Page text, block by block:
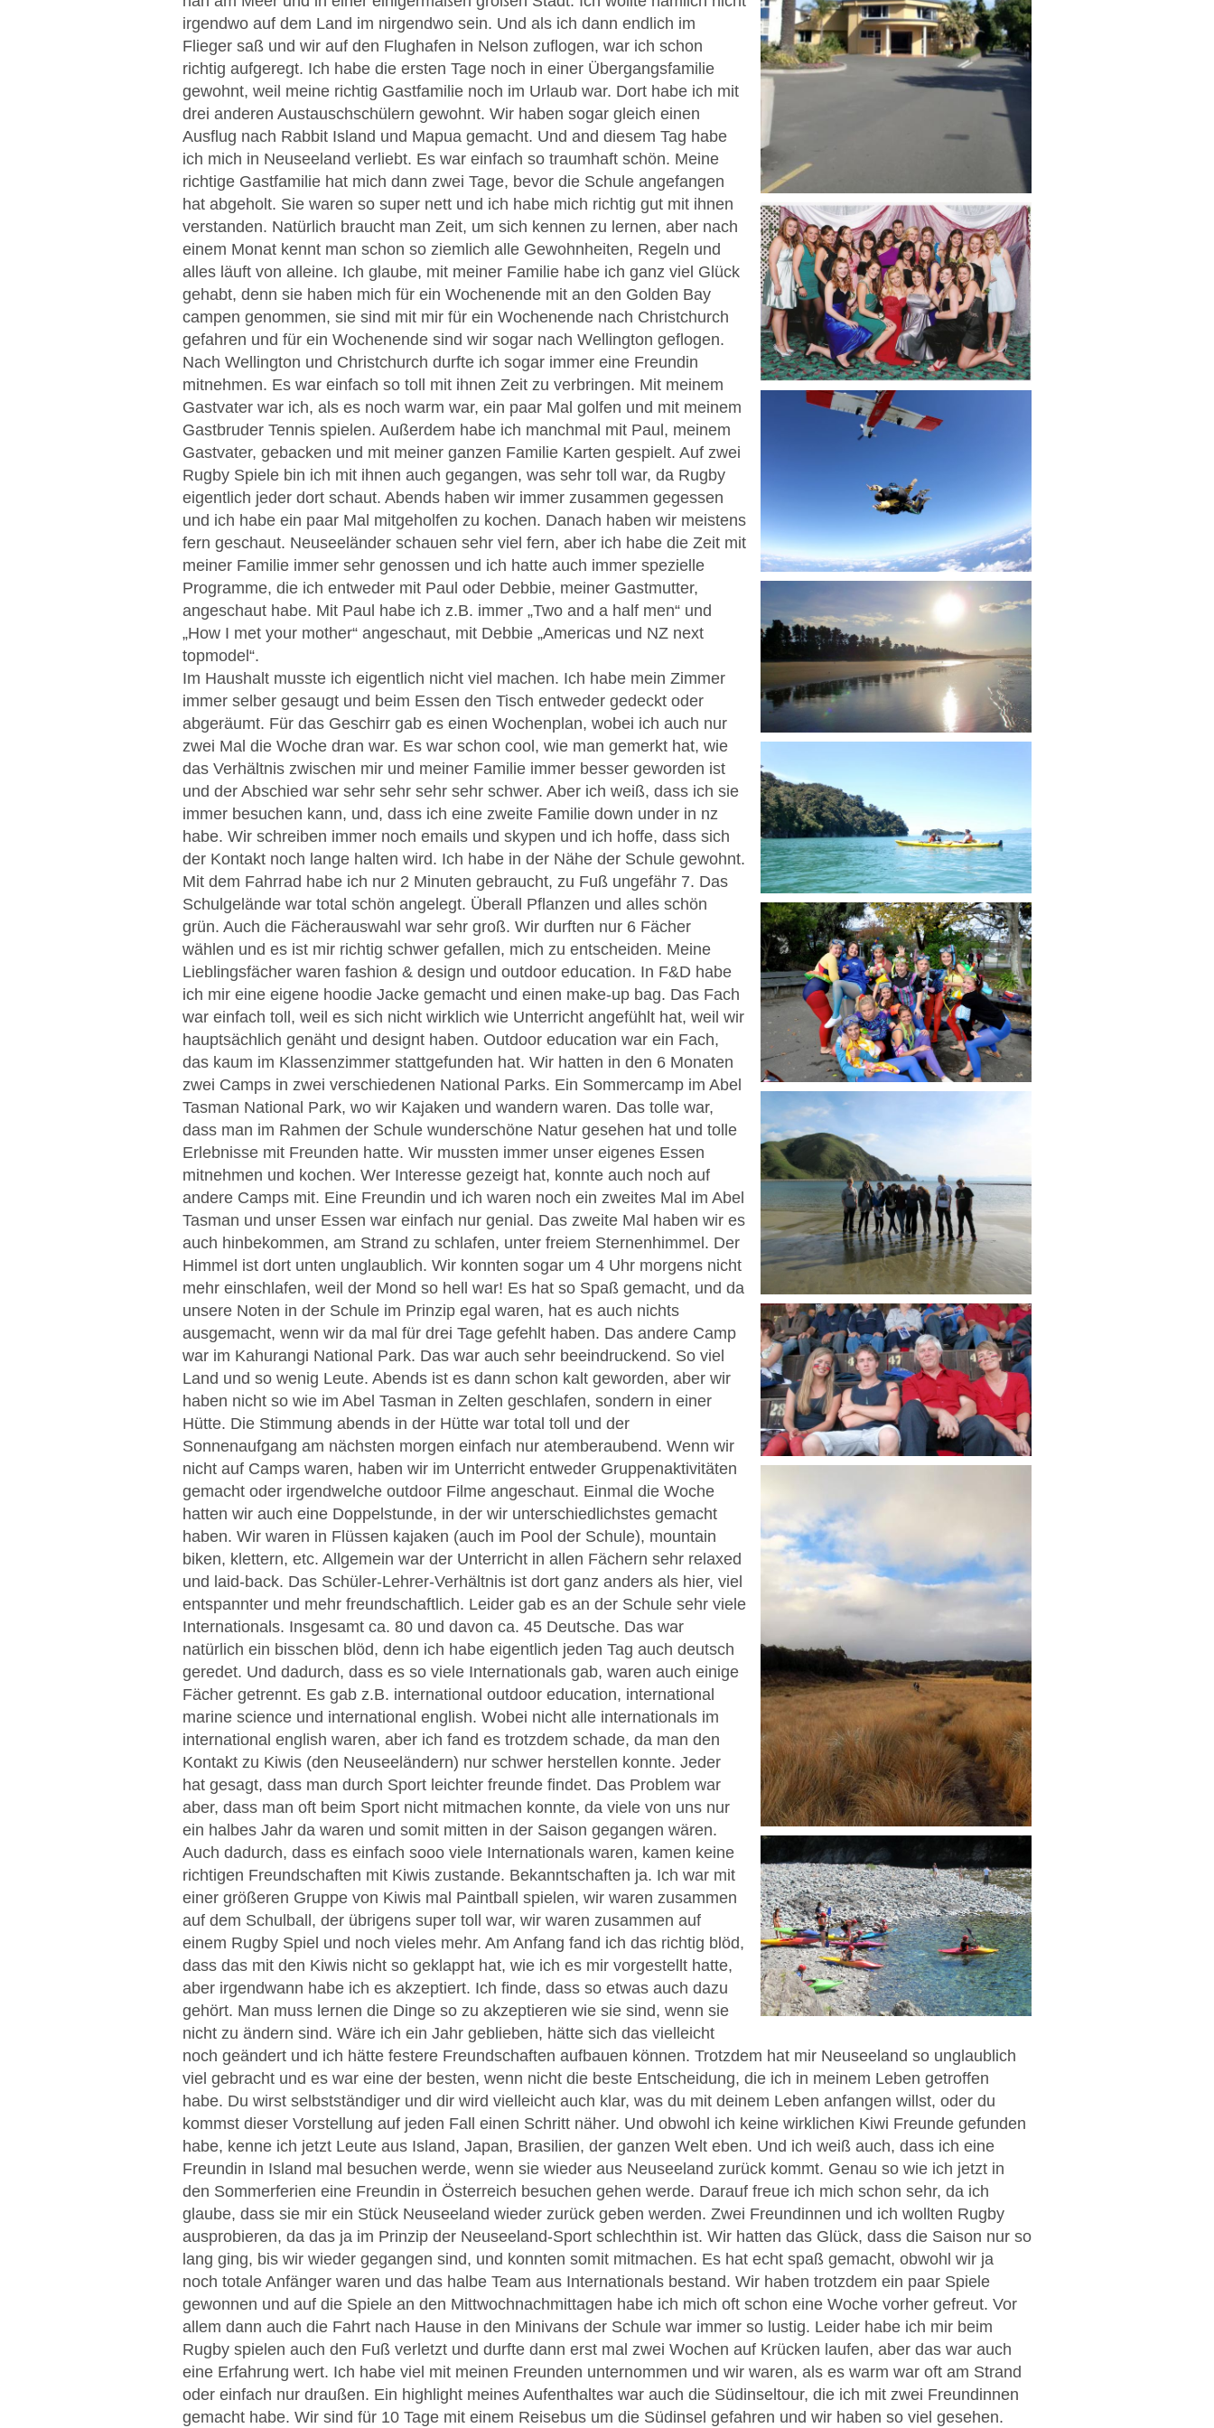
irgendwo auf dem Land im nirgendwo sein. Und als ich dann endlich im
Flieger saß und wir auf den Flughafen in Nelson zuflogen, war ich schon
richtig aufgeregt. Ich habe die ersten Tage noch in einer Übergangsfamilie
gewohnt, weil meine richtig Gastfamilie noch im Urlaub war. Dort habe ich mit
drei anderen Austauschschülern gewohnt. Wir haben sogar gleich einen
Ausflug nach Rabbit Island und Mapua gemacht. Und and diesem Tag habe
ich mich in Neuseeland verliebt. Es war einfach so traumhaft schön. Meine
richtige Gastfamilie hat mich dann zwei Tage, bevor die Schule angefangen
hat abgeholt. Sie waren so super nett und ich habe mich richtig gut mit ihnen
verstanden. Natürlich braucht man Zeit, um sich kennen zu lernen, aber nach
einem Monat kennt man schon so ziemlich alle Gewohnheiten, Regeln und
alles läuft von alleine. Ich glaube, mit meiner Familie habe ich ganz viel Glück
gehabt, denn sie haben mich für ein Wochenende mit an den Golden Bay
campen genommen, sie sind mit mir für ein Wochenende nach Christchurch
gefahren und für ein Wochenende sind wir sogar nach Wellington geflogen.
Nach Wellington und Christchurch durfte ich sogar immer eine Freundin
mitnehmen. Es war einfach so toll mit ihnen Zeit zu verbringen. Mit meinem
Gastvater war ich, als es noch warm war, ein paar Mal golfen und mit meinem
Gastbruder Tennis spielen. Außerdem habe ich manchmal mit Paul, meinem
Gastvater, gebacken und mit meiner ganzen Familie Karten gespielt. Auf zwei
Rugby Spiele bin ich mit ihnen auch gegangen, was sehr toll war, da Rugby
eigentlich jeder dort schaut. Abends haben wir immer zusammen gegessen
und ich habe ein paar Mal mitgeholfen zu kochen. Danach haben wir meistens
fern geschaut. Neuseeländer schauen sehr viel fern, aber ich habe die Zeit mit
meiner Familie immer sehr genossen und ich hatte auch immer spezielle
Programme, die ich entweder mit Paul oder Debbie, meiner Gastmutter,
angeschaut habe. Mit Paul habe ich z.B. immer „Two and a half men“ und
„How I met your mother“ angeschaut, mit Debbie „Americas und NZ next
topmodel“.
Im Haushalt musste ich eigentlich nicht viel machen. Ich habe mein Zimmer
immer selber gesaugt und beim Essen den Tisch entweder gedeckt oder
abgeräumt. Für das Geschirr gab es einen Wochenplan, wobei ich auch nur
zwei Mal die Woche dran war. Es war schon cool, wie man gemerkt hat, wie
das Verhältnis zwischen mir und meiner Familie immer besser geworden ist
und der Abschied war sehr sehr sehr sehr schwer. Aber ich weiß, dass ich sie
immer besuchen kann, und, dass ich eine zweite Familie down under in nz
habe. Wir schreiben immer noch emails und skypen und ich hoffe, dass sich
der Kontakt noch lange halten wird. Ich habe in der Nähe der Schule gewohnt.
Mit dem Fahrrad habe ich nur 2 Minuten gebraucht, zu Fuß ungefähr 7. Das
Schulgelände war total schön angelegt. Überall Pflanzen und alles schön
grün. Auch die Fächerauswahl war sehr groß. Wir durften nur 6 Fächer
wählen und es ist mir richtig schwer gefallen, mich zu entscheiden. Meine
Lieblingsfächer waren fashion & design und outdoor education. In F&D habe
ich mir eine eigene hoodie Jacke gemacht und einen make-up bag. Das Fach
war einfach toll, weil es sich nicht wirklich wie Unterricht angefühlt hat, weil wir
hauptsächlich genäht und designt haben. Outdoor education war ein Fach,
das kaum im Klassenzimmer stattgefunden hat. Wir hatten in den 6 Monaten
zwei Camps in zwei verschiedenen National Parks. Ein Sommercamp im Abel
Tasman National Park, wo wir Kajaken und wandern waren. Das tolle war,
dass man im Rahmen der Schule wunderschöne Natur gesehen hat und tolle
Erlebnisse mit Freunden hatte. Wir mussten immer unser eigenes Essen
mitnehmen und kochen. Wer Interesse gezeigt hat, konnte auch noch auf
andere Camps mit. Eine Freundin und ich waren noch ein zweites Mal im Abel
Tasman und unser Essen war einfach nur genial. Das zweite Mal haben wir es
auch hinbekommen, am Strand zu schlafen, unter freiem Sternenhimmel. Der
Himmel ist dort unten unglaublich. Wir konnten sogar um 4 Uhr morgens nicht
mehr einschlafen, weil der Mond so hell war! Es hat so Spaß gemacht, und da
unsere Noten in der Schule im Prinzip egal waren, hat es auch nichts
ausgemacht, wenn wir da mal für drei Tage gefehlt haben. Das andere Camp
war im Kahurangi National Park. Das war auch sehr beeindruckend. So viel
Land und so wenig Leute. Abends ist es dann schon kalt geworden, aber wir
haben nicht so wie im Abel Tasman in Zelten geschlafen, sondern in einer
Hütte. Die Stimmung abends in der Hütte war total toll und der
Sonnenaufgang am nächsten morgen einfach nur atemberaubend. Wenn wir
nicht auf Camps waren, haben wir im Unterricht entweder Gruppenaktivitäten
gemacht oder irgendwelche outdoor Filme angeschaut. Einmal die Woche
hatten wir auch eine Doppelstunde, in der wir unterschiedlichstes gemacht
haben. Wir waren in Flüssen kajaken (auch im Pool der Schule), mountain
biken, klettern, etc. Allgemein war der Unterricht in allen Fächern sehr relaxed
und laid-back. Das Schüler-Lehrer-Verhältnis ist dort ganz anders als hier, viel
entspannter und mehr freundschaftlich. Leider gab es an der Schule sehr viele
Internationals. Insgesamt ca. 80 und davon ca. 45 Deutsche. Das war
natürlich ein bisschen blöd, denn ich habe eigentlich jeden Tag auch deutsch
geredet. Und dadurch, dass es so viele Internationals gab, waren auch einige
Fächer getrennt. Es gab z.B. international outdoor education, international
marine science und international english. Wobei nicht alle internationals im
international english waren, aber ich fand es trotzdem schade, da man den
Kontakt zu Kiwis (den Neuseeländern) nur schwer herstellen konnte. Jeder
hat gesagt, dass man durch Sport leichter freunde findet. Das Problem war
aber, dass man oft beim Sport nicht mitmachen konnte, da viele von uns nur
ein halbes Jahr da waren und somit mitten in der Saison gegangen wären.
Auch dadurch, dass es einfach sooo viele Internationals waren, kamen keine
richtigen Freundschaften mit Kiwis zustande. Bekanntschaften ja. Ich war mit
einer größeren Gruppe von Kiwis mal Paintball spielen, wir waren zusammen
auf dem Schulball, der übrigens super toll war, wir waren zusammen auf
einem Rugby Spiel und noch vieles mehr. Am Anfang fand ich das richtig blöd,
dass das mit den Kiwis nicht so geklappt hat, wie ich es mir vorgestellt hatte,
aber irgendwann habe ich es akzeptiert. Ich finde, dass so etwas auch dazu
gehört. Man muss lernen die Dinge so zu akzeptieren wie sie sind, wenn sie
nicht zu ändern sind. Wäre ich ein Jahr geblieben, hätte sich das vielleicht
noch geändert und ich hätte festere Freundschaften aufbauen können. Trotzdem hat mir Neuseeland so unglaublich
viel gebracht und es war eine der besten, wenn nicht die beste Entscheidung, die ich in meinem Leben getroffen
habe. Du wirst selbstständiger und dir wird vielleicht auch klar, was du mit deinem Leben anfangen willst, oder du
kommst dieser Vorstellung auf jeden Fall einen Schritt näher. Und obwohl ich keine wirklichen Kiwi Freunde gefunden
habe, kenne ich jetzt Leute aus Island, Japan, Brasilien, der ganzen Welt eben. Und ich weiß auch, dass ich eine
Freundin in Island mal besuchen werde, wenn sie wieder aus Neuseeland zurück kommt. Genau so wie ich jetzt in
den Sommerferien eine Freundin in Österreich besuchen gehen werde. Darauf freue ich mich schon sehr, da ich
glaube, dass sie mir ein Stück Neuseeland wieder zurück geben werden. Zwei Freundinnen und ich wollten Rugby
ausprobieren, da das ja im Prinzip der Neuseeland-Sport schlechthin ist. Wir hatten das Glück, dass die Saison nur so
lang ging, bis wir wieder gegangen sind, und konnten somit mitmachen. Es hat echt spaß gemacht, obwohl wir ja
noch totale Anfänger waren und das halbe Team aus Internationals bestand. Wir haben trotzdem ein paar Spiele
gewonnen und auf die Spiele an den Mittwochnachmittagen habe ich mich oft schon eine Woche vorher gefreut. Vor
allem dann auch die Fahrt nach Hause in den Minivans der Schule war immer so lustig. Leider habe ich mir beim
Rugby spielen auch den Fuß verletzt und durfte dann erst mal zwei Wochen auf Krücken laufen, aber das war auch
eine Erfahrung wert. Ich habe viel mit meinen Freunden unternommen und wir waren, als es warm war oft am Strand
oder einfach nur draußen. Ein highlight meines Aufenthaltes war auch die Südinseltour, die ich mit zwei Freundinnen
gemacht habe. Wir sind für 10 Tage mit einem Reisebus um die Südinsel gefahren und wir haben so viel gesehen.